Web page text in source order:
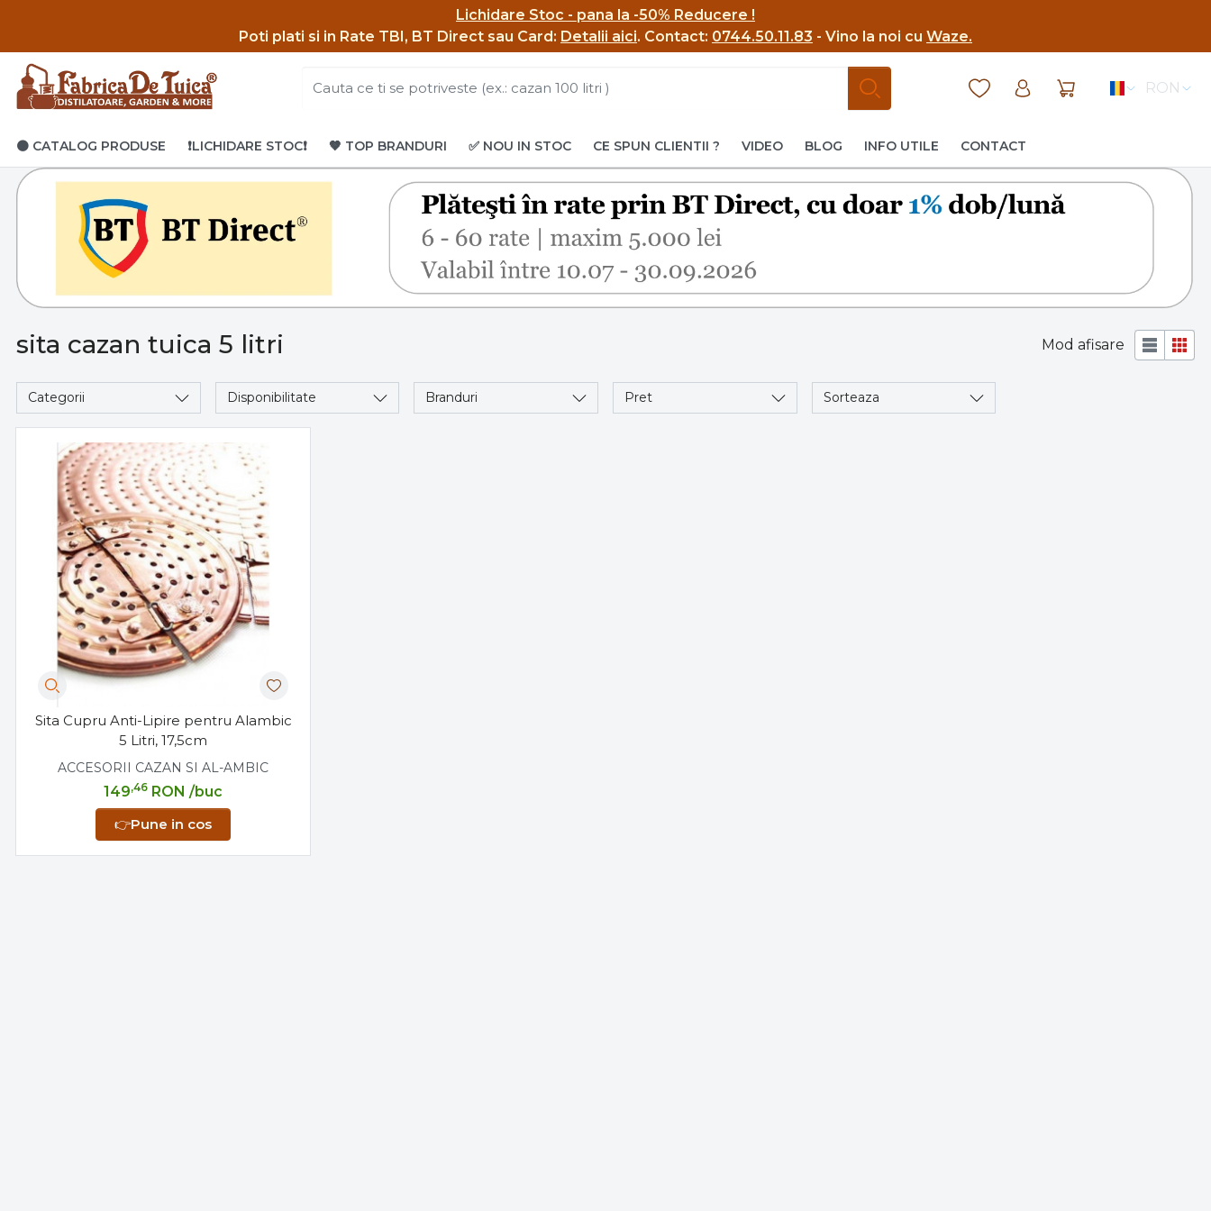
Lichidare Stoc - pana la -50% Reducere !
Poti plati si in Rate TBI, BT Direct sau Card: Detalii aici. Contact: 0744.50.11.83 - Vino la noi cu Waze.
RON
🟤 CATALOG PRODUSE ❗LICHIDARE STOC❗ 🤎 TOP BRANDURI ✅ NOU IN STOC CE SPUN CLIENTII ? VIDEO BLOG INFO UTILE CONTACT
sita cazan tuica 5 litri Mod afisare
Categorii Disponibilitate Branduri Pret Sorteaza
Sita Cupru Anti-Lipire pentru Alambic
5 Litri, 17,5cm
ACCESORII CAZAN SI AL-AMBIC
149,46 RON /buc
👉Pune in cos